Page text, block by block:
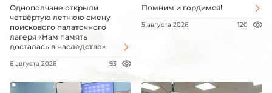
Однополчане открыли
четвёртую летнюю смену
поискового палаточного
лагеря «Нам память
досталась в наследство»
6 августа 2026 93
Помним и гордимся!
5 августа 2026 120